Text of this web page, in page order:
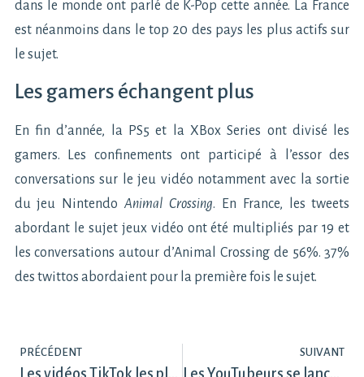
dans le monde ont parlé de K-Pop cette année. La France
est néanmoins dans le top 20 des pays les plus actifs sur
le sujet.
Les gamers échangent plus
En fin d’année, la PS5 et la XBox Series ont divisé les
gamers. Les confinements ont participé à l’essor des
conversations sur le jeu vidéo notamment avec la sortie
du jeu NintendoAnimal Crossing. En France, les tweets
abordant le sujet jeux vidéo ont été multipliés par 19 et
les conversations autour d’Animal Crossing de 56%. 37%
des twittos abordaient pour la première fois le sujet.
PRÉCÉDENT SUIVANT